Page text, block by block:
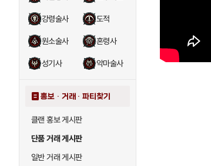
강령술사 도적
원소술사 혼령사
성기사 악마술사
홍보 · 거래 · 파티찾기
클랜 홍보 게시판
단품 거래 게시판
일반 거래 게시판